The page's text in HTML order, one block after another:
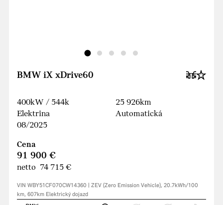
BMW iX xDrive60
400kW / 544k
Elektrina
08/2025
25 926km
Automatická
Cena
91 900 €
netto 74 715 €
VIN WBY51CF070CW14360 | ZEV (Zero Emission Vehicle), 20.7kWh/100
km, 607km Elektrický dojazd